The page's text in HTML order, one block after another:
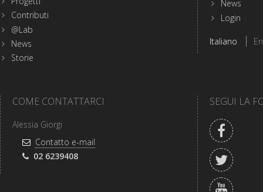
Fondazione
Cariplo
Contributi
@Lab
News
Storie
News
Login
la
Italiano
COME CONTATTARCI
Alessia Giorgi
Indirizzo
e-
Contatto e-mail
Telefono:
02 6239408
SEGUI LA